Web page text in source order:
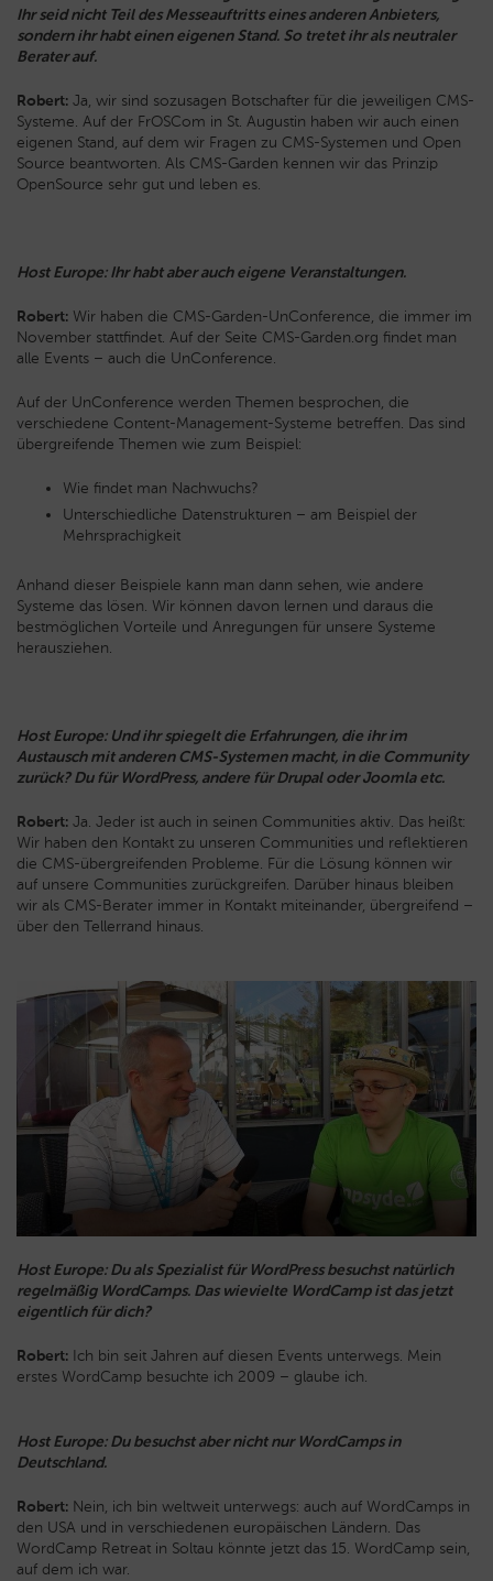
Ihr seid nicht Teil des Messeauftritts eines anderen Anbieters,
sondern ihr habt einen eigenen Stand. So tretet ihr als neutraler
Berater auf.
Robert: Ja, wir sind sozusagen Botschafter für die jeweiligen CMS-
Systeme. Auf der FrOSCom in St. Augustin haben wir auch einen
eigenen Stand, auf dem wir Fragen zu CMS-Systemen und Open
Source beantworten. Als CMS-Garden kennen wir das Prinzip
OpenSource sehr gut und leben es.
Host Europe: Ihr habt aber auch eigene Veranstaltungen.
Robert: Wir haben die CMS-Garden-UnConference, die immer im
November stattfindet. Auf der Seite CMS-Garden.org findet man
alle Events – auch die UnConference.
Auf der UnConference werden Themen besprochen, die
verschiedene Content-Management-Systeme betreffen. Das sind
übergreifende Themen wie zum Beispiel:
Wie findet man Nachwuchs?
Unterschiedliche Datenstrukturen – am Beispiel der
Mehrsprachigkeit
Anhand dieser Beispiele kann man dann sehen, wie andere
Systeme das lösen. Wir können davon lernen und daraus die
bestmöglichen Vorteile und Anregungen für unsere Systeme
herausziehen.
Host Europe: Und ihr spiegelt die Erfahrungen, die ihr im
Austausch mit anderen CMS-Systemen macht, in die Community
zurück? Du für WordPress, andere für Drupal oder Joomla etc.
Robert: Ja. Jeder ist auch in seinen Communities aktiv. Das heißt:
Wir haben den Kontakt zu unseren Communities und reflektieren
die CMS-übergreifenden Probleme. Für die Lösung können wir
auf unsere Communities zurückgreifen. Darüber hinaus bleiben
wir als CMS-Berater immer in Kontakt miteinander, übergreifend –
über den Tellerrand hinaus.
Host Europe: Du als Spezialist für WordPress besuchst natürlich
regelmäßig WordCamps. Das wievielte WordCamp ist das jetzt
eigentlich für dich?
Robert: Ich bin seit Jahren auf diesen Events unterwegs. Mein
erstes WordCamp besuchte ich 2009 – glaube ich.
Host Europe: Du besuchst aber nicht nur WordCamps in
Deutschland.
Robert: Nein, ich bin weltweit unterwegs: auch auf WordCamps in
den USA und in verschiedenen europäischen Ländern. Das
WordCamp Retreat in Soltau könnte jetzt das 15. WordCamp sein,
auf dem ich war.